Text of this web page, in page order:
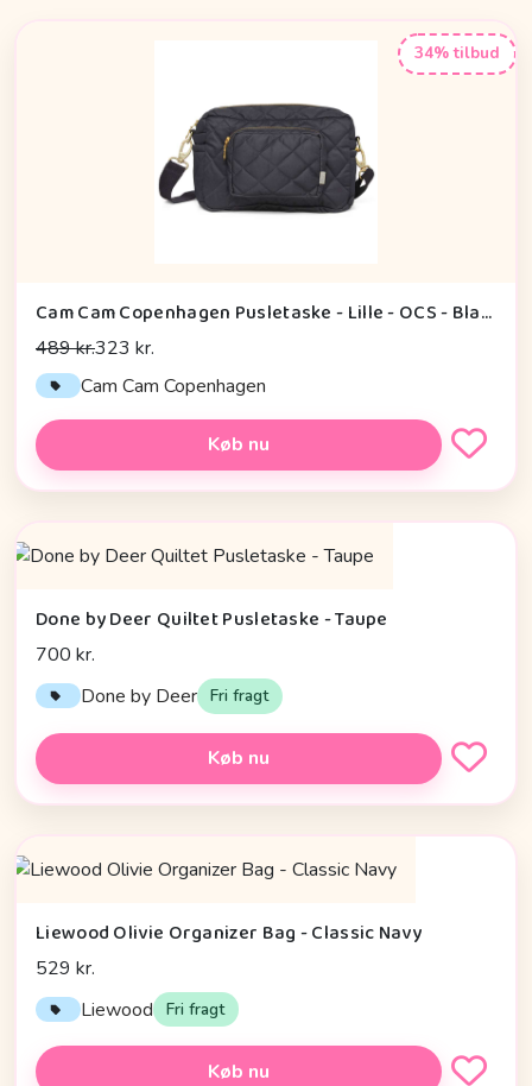
34% tilbud
Cam Cam Copenhagen Pusletaske - Lille - OCS - Black
489 kr.323 kr.
Cam Cam Copenhagen
Køb nu
Done by Deer Quiltet Pusletaske - Taupe
700 kr.
Done by Deer Fri fragt
Køb nu
Liewood Olivie Organizer Bag - Classic Navy
529 kr.
Liewood Fri fragt
Køb nu